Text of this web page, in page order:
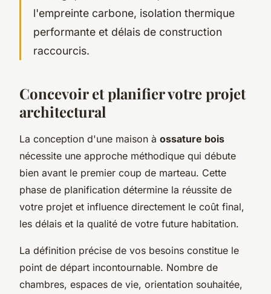
l'empreinte carbone, isolation thermique
performante et délais de construction
raccourcis.
Concevoir et planifier votre projet
architectural
La conception d'une maison à ossature bois
nécessite une approche méthodique qui débute
bien avant le premier coup de marteau. Cette
phase de planification détermine la réussite de
votre projet et influence directement le coût final,
les délais et la qualité de votre future habitation.
La définition précise de vos besoins constitue le
point de départ incontournable. Nombre de
chambres, espaces de vie, orientation souhaitée,